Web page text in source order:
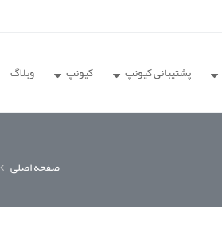
پشتیبانی کیونپ کیونپ وبلاگ
صفحه اصلی